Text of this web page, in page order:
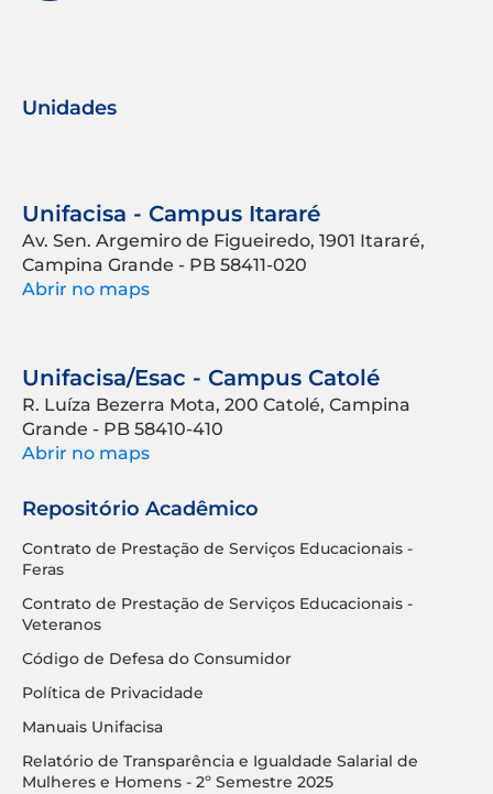
Unidades
Unifacisa - Campus Itararé
Av. Sen. Argemiro de Figueiredo, 1901 Itararé,
Campina Grande - PB 58411-020
Abrir no maps
Unifacisa/Esac - Campus Catolé
R. Luíza Bezerra Mota, 200 Catolé, Campina
Grande - PB 58410-410
Abrir no maps
Repositório Acadêmico
Contrato de Prestação de Serviços Educacionais -
Feras
Contrato de Prestação de Serviços Educacionais -
Veteranos
Código de Defesa do Consumidor
Política de Privacidade
Manuais Unifacisa
Relatório de Transparência e Igualdade Salarial de
Mulheres e Homens - 2º Semestre 2025